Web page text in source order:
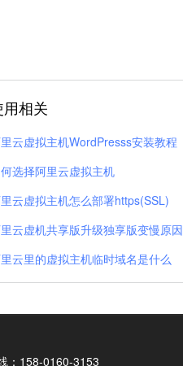
用相关
云虚拟主机WordPresss安装教程
选择阿里云虚拟主机
云虚拟主机怎么部署https(SSL)
云虚机共享版升级独享版变慢原因
云里的虚拟主机临时域名是什么
：158-0160-3153